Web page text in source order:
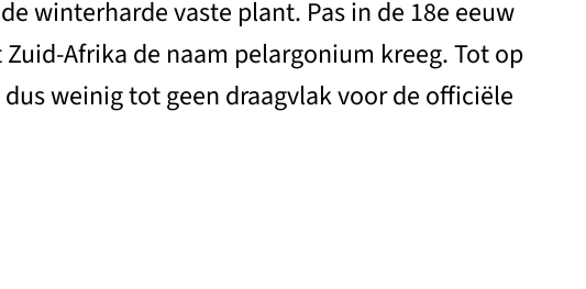
winterharde vaste plant. Pas in de 18e eeuw
Afrika de naam pelargonium kreeg. Tot op
weinig tot geen draagvlak voor de officiële